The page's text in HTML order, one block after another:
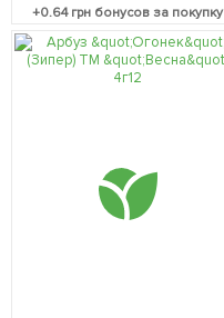
+0.64грн бонусов за покупку